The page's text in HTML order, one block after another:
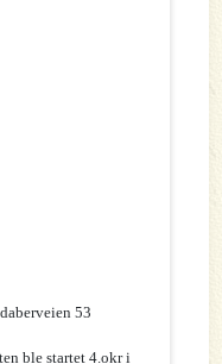
53
ble startet 4.okr i